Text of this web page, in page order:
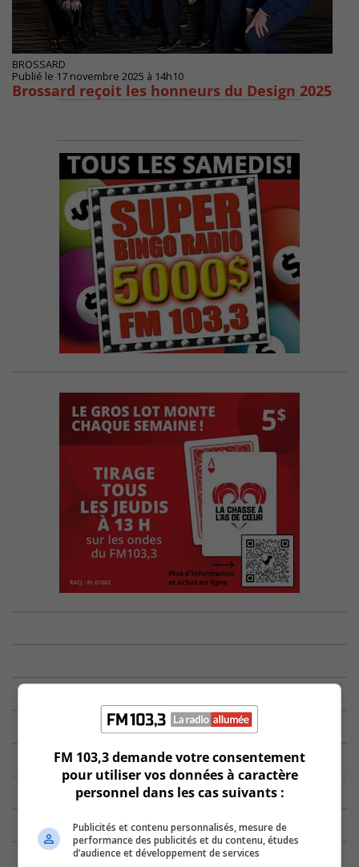
BROSSARD
Publié le 17 novembre 2025 à 14h10
Brossard reçoit les honneurs du Design 2025
FM 103,3 demande votre consentement
pour utiliser vos données à caractère
personnel dans les cas suivants :
Publicités et contenu personnalisés, mesure de
performance des publicités et du contenu, études
d’audience et développement de services